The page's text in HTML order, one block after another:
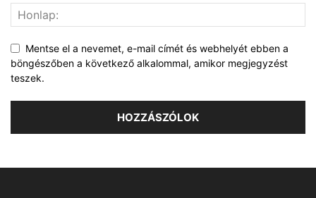
Mentse el a nevemet, e-mail címét és webhelyét ebben a
böngészőben a következő alkalommal, amikor megjegyzést
teszek.